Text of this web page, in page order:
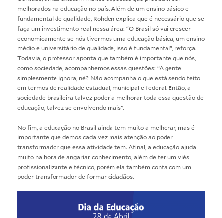
melhorados na educação no país. Além de um ensino básico e
fundamental de qualidade, Rohden explica que é necessário que se
faça um investimento real nessa área: “O Brasil só vai crescer
economicamente se nós tivermos uma educação básica, um ensino
médio e universitário de qualidade, isso é fundamental”, reforça.
Todavia, o professor aponta que também é importante que nós,
como sociedade, acompanhemos essas questões: “A gente
simplesmente ignora, né? Não acompanha o que está sendo feito
em termos de realidade estadual, municipal e federal. Então, a
sociedade brasileira talvez poderia melhorar toda essa questão de
educação, talvez se envolvendo mais”.
No fim, a educação no Brasil ainda tem muito a melhorar, mas é
importante que demos cada vez mais atenção ao poder
transformador que essa atividade tem. Afinal, a educação ajuda
muito na hora de angariar conhecimento, além de ter um viés
profissionalizante e técnico, porém ela também conta com um
poder transformador de formar cidadãos.